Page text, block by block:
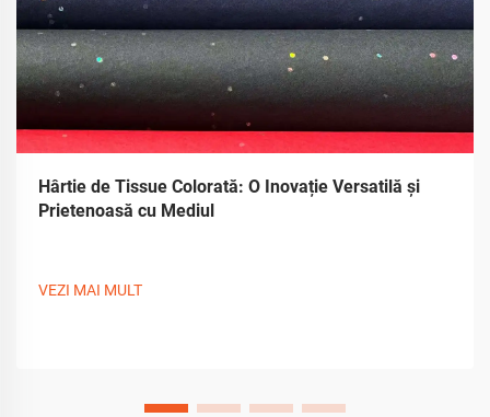
Hârtie de Tissue Colorată: O Inovație Versatilă și
Prietenoasă cu Mediul
VEZI MAI MULT